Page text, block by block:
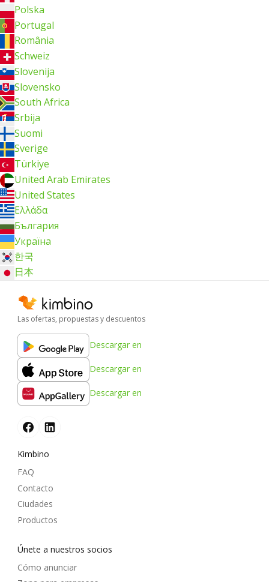
Polska
Portugal
România
Schweiz
Slovenija
Slovensko
South Africa
Srbija
Suomi
Sverige
Türkiye
United Arab Emirates
United States
Ελλάδα
България
Україна
한국
日本
Las ofertas, propuestas y descuentos
Descargar en
Descargar en
Descargar en
Kimbino
FAQ
Contacto
Ciudades
Productos
Únete a nuestros socios
Cómo anunciar